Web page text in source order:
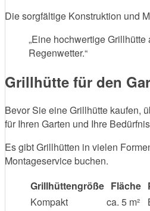
Die sorgfältige Konstruktion und
„Eine hochwertige
Regenwetter.“
Grillhütte für den
Bevor Sie eine Grillhütte kaufen,
für Ihren Garten und Ihre
Es gibt Grillhütten in vielen
Montageservice buchen.
Grillhüttengröße Fläche
Kompakt
ca. 5 m²